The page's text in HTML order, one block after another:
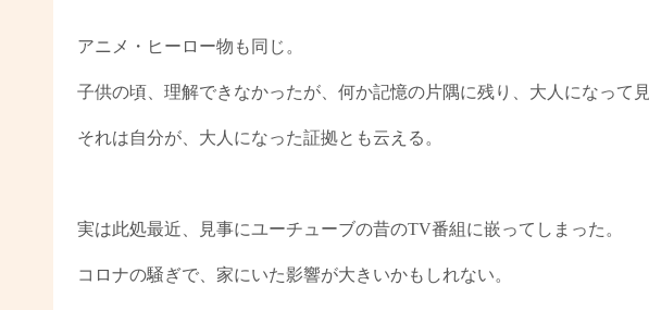
アニメ・ヒーロー物も同じ。
子供の頃、理解できなかったが、何か記憶の片隅に残り、大人になって
それは自分が、大人になった証拠とも云える。
実は此処最近、見事にユーチューブの昔のTV番組に嵌ってしまった。
コロナの騒ぎで、家にいた影響が大きいかもしれない。